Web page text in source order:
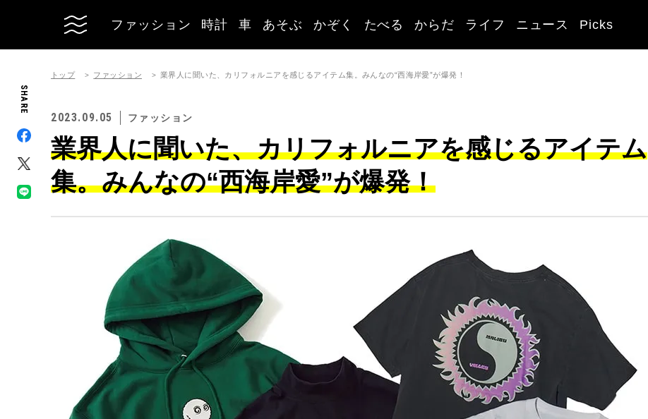
ファッション 時計 車 あそぶ かぞく たべる からだ ライフ ニュース Picks
SHARE
トップ ファッション 業界人に聞いた、カリフォルニアを感じるアイテム集。みんなの“西海岸愛”が爆発！
2023.09.05 ファッション
業界人に聞いた、カリフォルニアを感じるアイテム
集。みんなの“西海岸愛”が爆発！